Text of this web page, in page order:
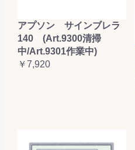
アプソン サインブレラ
140 (Art.9300清掃
中/Art.9301作業中)
￥7,920